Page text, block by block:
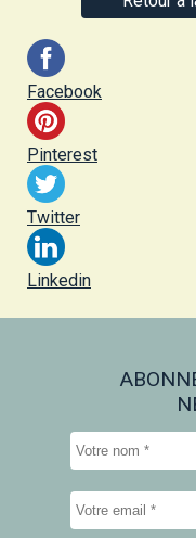
Facebook
Pinterest
Twitter
Linkedin